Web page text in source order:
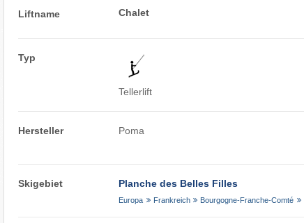
Liftname Chalet
Typ
Tellerlift
Hersteller Poma
Skigebiet Planche des Belles Filles
Europa Frankreich Bourgogne-Franche-Comté